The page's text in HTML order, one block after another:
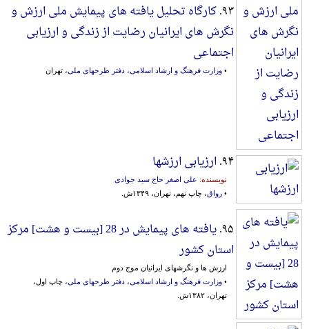
۹۳. کارگاه تحلیل یافته های پیمایش ملی ارزش و
نگرش های ایرانیان رضایت از زندگی و ارزیابی
اجتماعی
• وزارت فرهنگ و ارشاد اسلامی، دفتر طرحهای ملی، تهران
۹۴. ارزیابی ارزشها
نویسنده: علی اصغر حاج سید جوادی
• رواق، چاپ نهم، تهران، ۱۳۴۹ش.
۹۵.
یافته های پیمایش در 28 [بیست‌ و هشت‌] مرکز
استان کشور
ارزش ها و نگرشهای ایرانیان موج دوم
• وزارت فرهنگ و ارشاد اسلامی، دفتر طرحهای ملی، چاپ اول،
تهران، ۱۳۸۲ش.